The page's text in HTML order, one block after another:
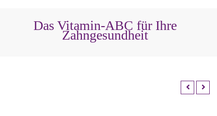
Das Vitamin-ABC für Ihre
Zahngesundheit